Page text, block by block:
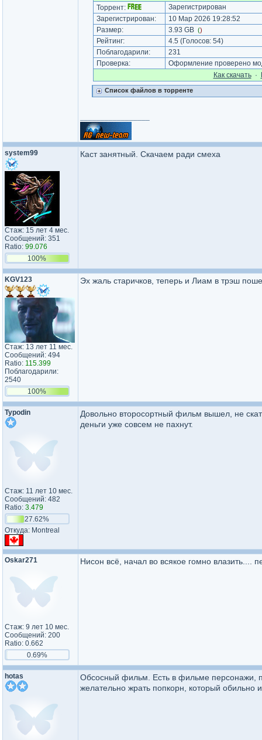
Торрент:
Зарегистрирован
Зарегистрирован:
10 Мар 2026 19:28:52
Размер:
3.93 GB ()
Рейтинг: 4.5 (Голосов: 54)
Поблагодарили:
231
Проверка:
Оформление проверено
Как cкачать·
Список файлов в торренте
system99
Стаж: 15 лет 4 мес.
Сообщений: 351
Ratio: 99.076
100%
Каст занятный. Скачаем ради смеха
KGV123
Стаж: 13 лет 11 мес.
Сообщений: 494
Ratio: 115.399
Поблагодарили:
2540
100%
Эх жаль старичков, теперь и Лиам в трэш
Typodin
Стаж: 11 лет 10 мес.
Сообщений: 482
Ratio: 3.479
27.62%
Откуда: Montreal
Довольно второсортный фильм вышел, не
деньги уже совсем не пахнут.
Oskar271
Стаж: 9 лет 10 мес.
Сообщений: 200
Ratio: 0.662
0.69%
Нисон всё, начал во всякое гомно влазить....
hotas
Обсосный фильм. Есть в фильме персонажи,
желательно жрать попкорн, который обильно